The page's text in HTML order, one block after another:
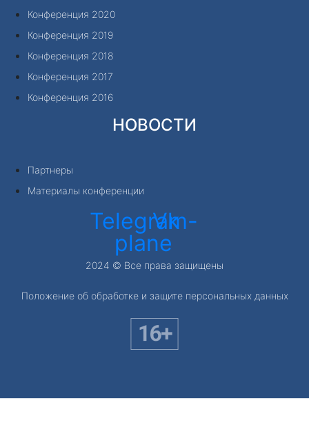
Конференция 2020
Конференция 2019
Конференция 2018
Конференция 2017
Конференция 2016
НОВОСТИ
Партнеры
Материалы конференции
Telegram-
plane
Vk
2024 © Все права защищены
Положение об обработке и защите персональных данных